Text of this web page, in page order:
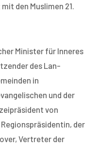
den Muslimen 21.
Minister für Inneres
des Lan-
in
und der
von
der
Vertreter der